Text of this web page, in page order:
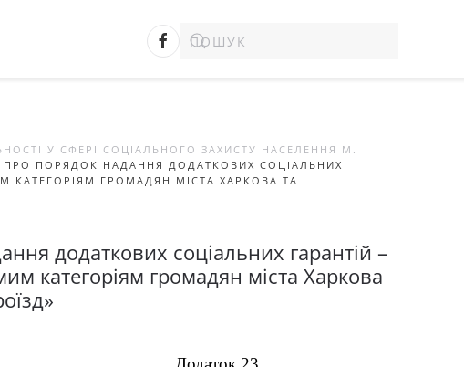
У СФЕРІ СОЦІАЛЬНОГО ЗАХИСТУ НАСЕЛЕННЯ М.
ПОРЯДОК НАДАННЯ ДОДАТКОВИХ СОЦІАЛЬНИХ
КАТЕГОРІЯМ ГРОМАДЯН МІСТА ХАРКОВА ТА
додаткових соціальних гарантій –
категоріям громадян міста Харкова